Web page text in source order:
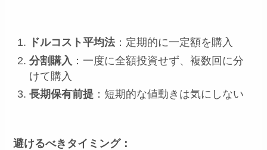
ドルコスト平均法：定期的に一定額を購入
分割購入 ：一度に全額投資せず、複数回に分
けて購入
長期保有前提 ：短期的な値動きは気にしない
避けるべきタイミング：